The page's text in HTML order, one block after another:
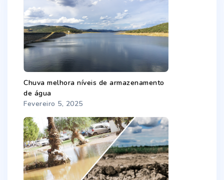
Chuva melhora níveis de armazenamento
de água
Fevereiro 5, 2025